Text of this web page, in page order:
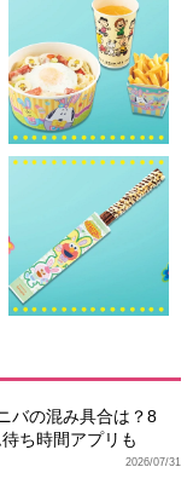
バの混み具合は？8
ち時間アプリも
2026/07/31